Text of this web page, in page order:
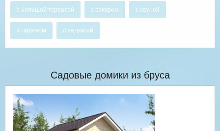
с большой террасой с эркером с сауной
с гаражом с террасой
Садовые домики из бруса